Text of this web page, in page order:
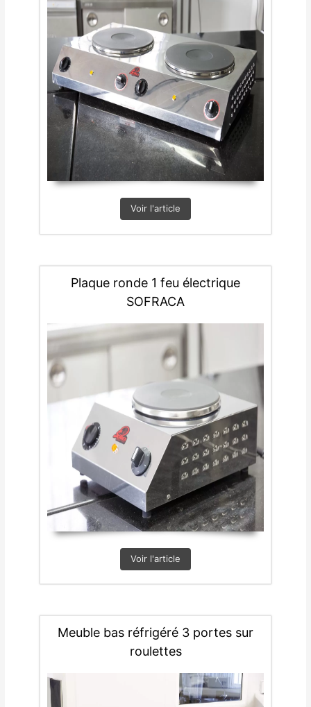
Voir l'article
Plaque ronde 1 feu électrique
SOFRACA
Voir l'article
Meuble bas réfrigéré 3 portes sur
roulettes